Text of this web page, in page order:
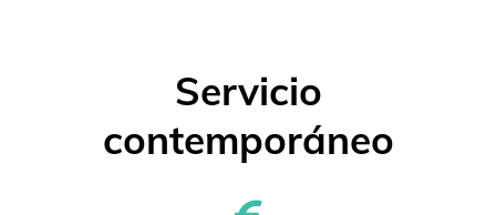
Servicio
contemporáneo